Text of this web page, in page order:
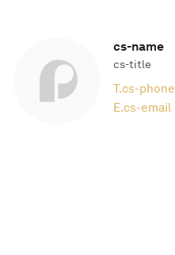
cs-name
cs-title
T.cs-phone
E.cs-email